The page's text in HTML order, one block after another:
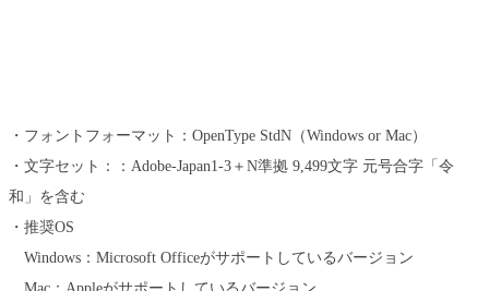
・フォントフォーマット：OpenType StdN（Windows or Mac）
・文字セット：：Adobe-Japan1-3＋N準拠 9,499文字 元号合字「令
和」を含む
・推奨OS
Windows：Microsoft Officeがサポートしているバージョン